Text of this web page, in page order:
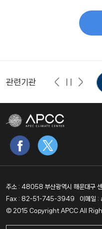
관련기관
주소 : 48058 부산광역시 해운대구
Fax : 82-51-745-3949
이메일
© 2015 Copyright APCC All